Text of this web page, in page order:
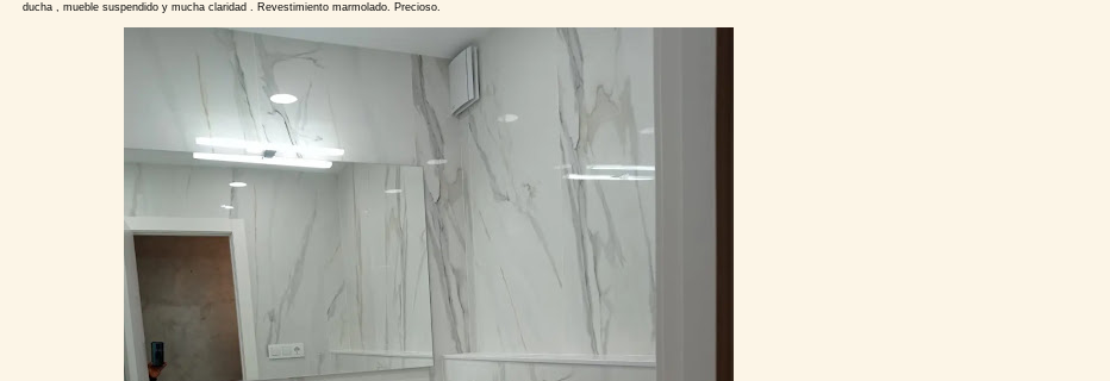
ducha , mueble suspendido y mucha claridad . Revestimiento marmolado. Precioso.